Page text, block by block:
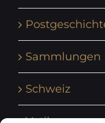
Sammlungen
Schweiz